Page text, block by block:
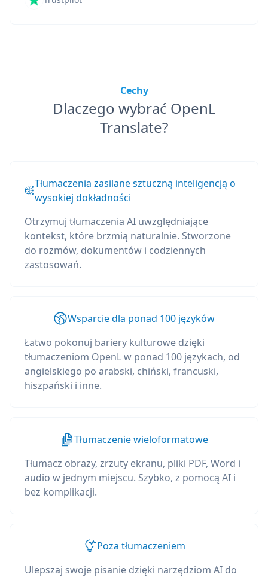
Cechy
Dlaczego wybrać OpenL
Translate?
Tłumaczenia zasilane sztuczną inteligencją o
wysokiej dokładności
Otrzymuj tłumaczenia AI uwzględniające
kontekst, które brzmią naturalnie. Stworzone
do rozmów, dokumentów i codziennych
zastosowań.
Wsparcie dla ponad 100 języków
Łatwo pokonuj bariery kulturowe dzięki
tłumaczeniom OpenL w ponad 100 językach, od
angielskiego po arabski, chiński, francuski,
hiszpański i inne.
Tłumaczenie wieloformatowe
Tłumacz obrazy, zrzuty ekranu, pliki PDF, Word i
audio w jednym miejscu. Szybko, z pomocą AI i
bez komplikacji.
Poza tłumaczeniem
Ulepszaj swoje pisanie dzięki narzędziom AI do